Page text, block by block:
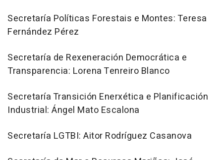
Secretaría Políticas Forestais e Montes: Teresa
Fernández Pérez
Secretaría de Rexeneración Democrática e
Transparencia: Lorena Tenreiro Blanco
Secretaría Transición Enerxética e Planificación
Industrial: Ángel Mato Escalona
Secretaría LGTBI: Aitor Rodríguez Casanova